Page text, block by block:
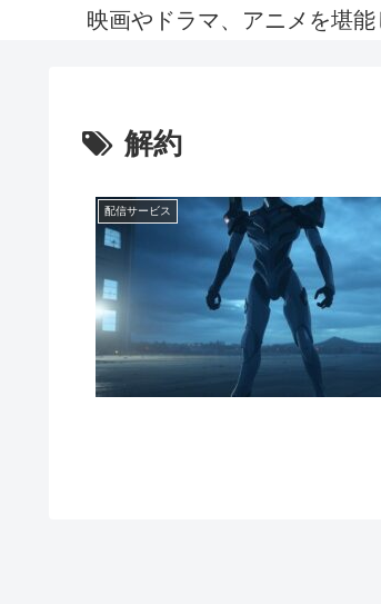
映画やドラマ、アニメを堪能
解約
配信サービス